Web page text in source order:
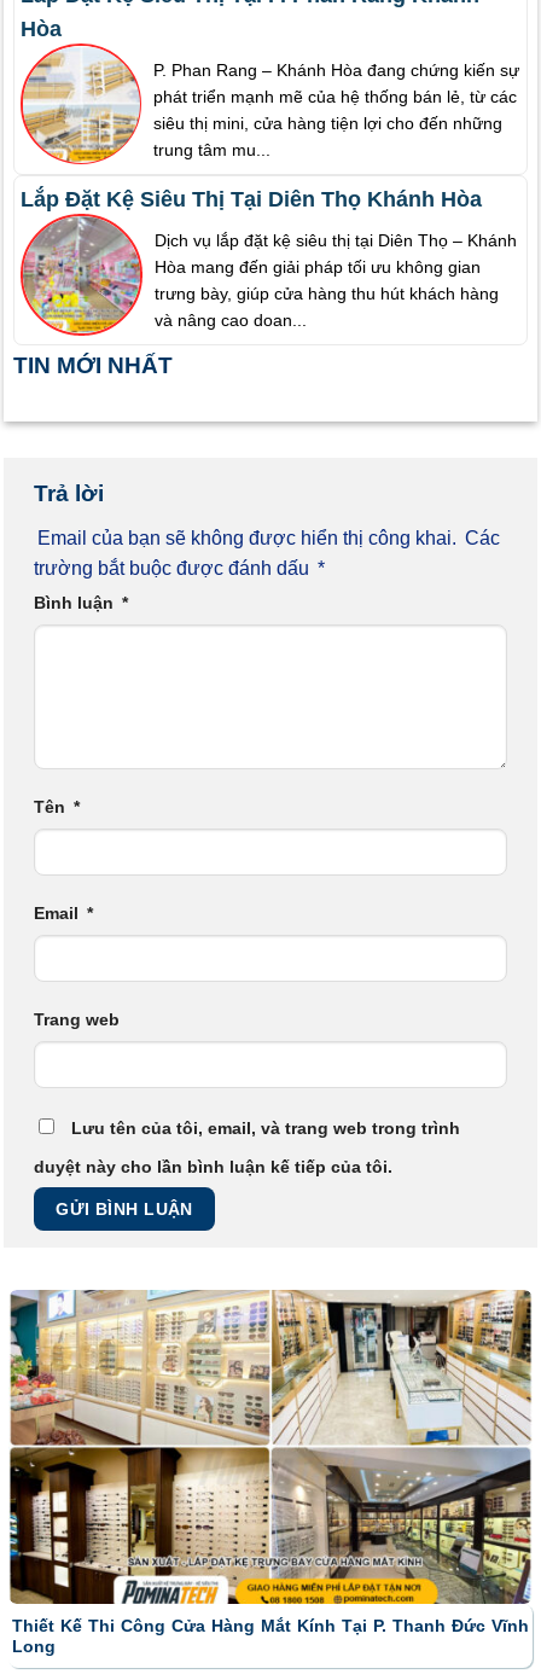
Hòa
P. Phan Rang – Khánh Hòa đang chứng kiến sự
phát triển mạnh mẽ của hệ thống bán lẻ, từ các
siêu thị mini, cửa hàng tiện lợi cho đến những
trung tâm mu...
Lắp Đặt Kệ Siêu Thị Tại Diên Thọ Khánh Hòa
Dịch vụ lắp đặt kệ siêu thị tại Diên Thọ – Khánh
Hòa mang đến giải pháp tối ưu không gian
trưng bày, giúp cửa hàng thu hút khách hàng
và nâng cao doan...
TIN MỚI NHẤT
Trả lời
Email của bạn sẽ không được hiển thị công khai. Các
trường bắt buộc được đánh dấu *
Bình luận *
Tên *
Email *
Trang web
Lưu tên của tôi, email, và trang web trong trình
duyệt này cho lần bình luận kế tiếp của tôi.
Thiết Kế Thi Công Cửa Hàng Mắt Kính Tại P. Thanh Đức Vĩnh
Long